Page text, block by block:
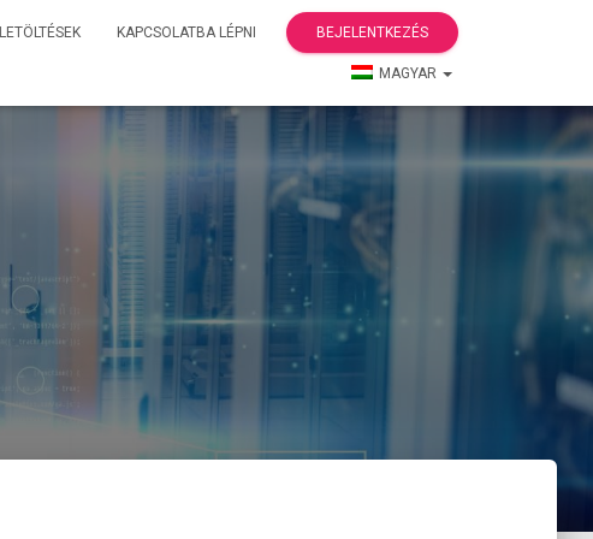
LETÖLTÉSEK KAPCSOLATBA LÉPNI BEJELENTKEZÉS
MAGYAR